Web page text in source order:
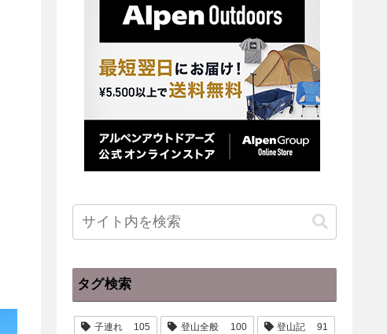
タグ検索
子連れ 105 登山全般 100 登山記 91